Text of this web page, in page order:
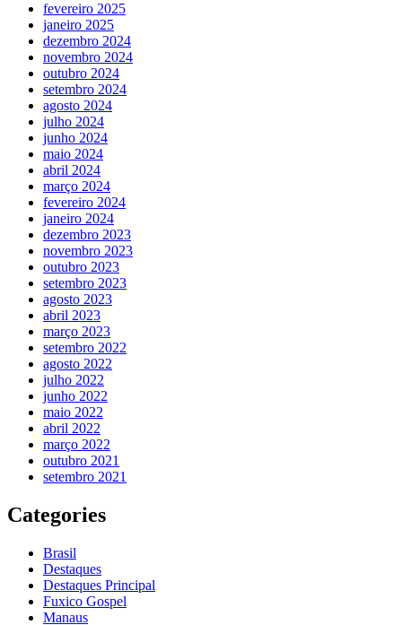
fevereiro 2025
janeiro 2025
dezembro 2024
novembro 2024
outubro 2024
setembro 2024
agosto 2024
julho 2024
junho 2024
maio 2024
abril 2024
março 2024
fevereiro 2024
janeiro 2024
dezembro 2023
novembro 2023
outubro 2023
setembro 2023
agosto 2023
abril 2023
março 2023
setembro 2022
agosto 2022
julho 2022
junho 2022
maio 2022
abril 2022
março 2022
outubro 2021
setembro 2021
Categories
Brasil
Destaques
Destaques Principal
Fuxico Gospel
Manaus